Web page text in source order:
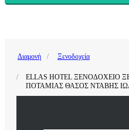
Διαμονή Ξενοδοχεία
ELLAS HOTEL ΞΕΝΟΔΟΧΕΙΟ
ΠΟΤΑΜΙΑΣ ΘΑΣΟΣ ΝΤΑΒΗΣ